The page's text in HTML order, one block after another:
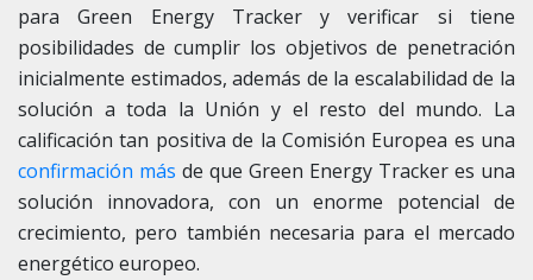
para Green Energy Tracker y verificar si tiene
posibilidades de cumplir los objetivos de penetración
inicialmente estimados, además de la escalabilidad de la
solución a toda la Unión y el resto del mundo. La
calificación tan positiva de la Comisión Europea es una
confirmación más de que Green Energy Tracker es una
solución innovadora, con un enorme potencial de
crecimiento, pero también necesaria para el mercado
energético europeo.